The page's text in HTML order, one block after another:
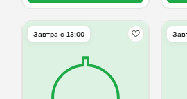
Завтра c 13:00